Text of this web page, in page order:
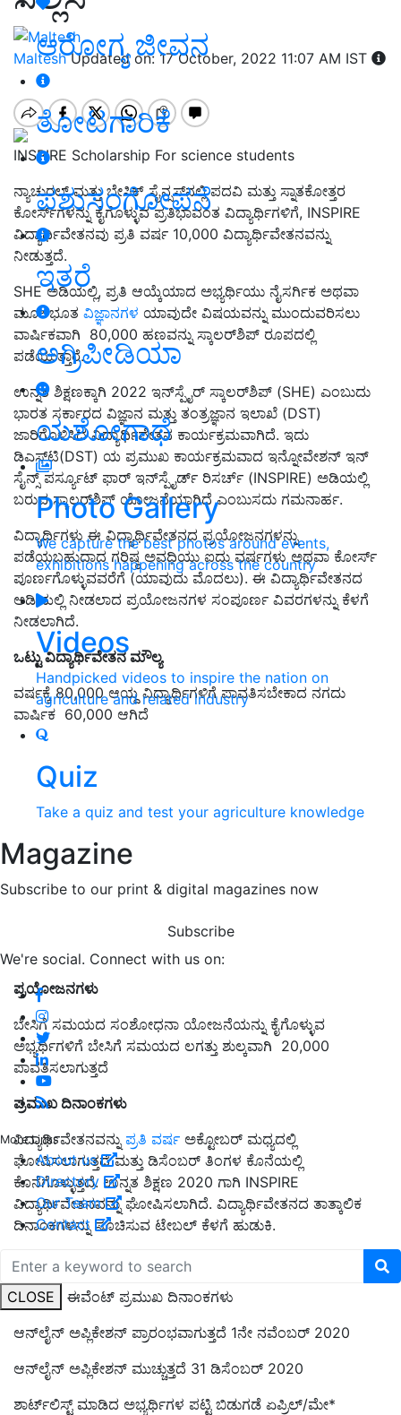
ಆರೋಗ್ಯ ಜೀವನ
ತೋಟಗಾರಿಕೆ
ಪಶುಸಂಗೋಪನೆ
ಇತರೆ
ಅಗ್ರಿಪೀಡಿಯಾ
ಯಶೋಗಾಥೆ
Photo Gallery
We capture the best photos around events,
exhibitions happening across the country
Videos
Handpicked videos to inspire the nation on
agriculture and related industry
Quiz
Take a quiz and test your agriculture knowledge
Magazine
Subscribe to our print & digital magazines now
Subscribe
We're social. Connect with us on:
More Links
About us
Directory
Our Team
Contact
CLOSE
MalteshUpdated on: 17 October, 2022 11:07 AM IST
INSPIRE Scholarship For science students
ನ್ಯಾಚುರಲ್ ಮತ್ತು ಬೇಸಿಕ್ ಸೈನ್ಸಸ್‌ನಲ್ಲಿ ಪದವಿ ಮತ್ತು ಸ್ನಾತಕೋತ್ತರ
ಕೋರ್ಸ್‌ಗಳನ್ನು ಕೈಗೊಳ್ಳುವ ಪ್ರತಿಭಾವಂತ ವಿದ್ಯಾರ್ಥಿಗಳಿಗೆ, INSPIRE
ವಿದ್ಯಾರ್ಥಿವೇತನವು ಪ್ರತಿ ವರ್ಷ 10,000 ವಿದ್ಯಾರ್ಥಿವೇತನವನ್ನು
ನೀಡುತ್ತದೆ.
SHE ಅಡಿಯಲ್ಲಿ, ಪ್ರತಿ ಆಯ್ಕೆಯಾದ ಅಭ್ಯರ್ಥಿಯು ನೈಸರ್ಗಿಕ ಅಥವಾ
ಮೂಲಭೂತ ವಿಜ್ಞಾನಗಳ ಯಾವುದೇ ವಿಷಯವನ್ನು ಮುಂದುವರಿಸಲು
ವಾರ್ಷಿಕವಾಗಿ 80,000 ಹಣವನ್ನು ಸ್ಕಾಲರ್‌ಶಿಪ್‌ ರೂಪದಲ್ಲಿ
ಪಡೆಯುತ್ತಾರೆ.
ಉನ್ನತ ಶಿಕ್ಷಣಕ್ಕಾಗಿ 2022 ಇನ್‌ಸ್ಪೈರ್ ಸ್ಕಾಲರ್‌ಶಿಪ್ (SHE) ಎಂಬುದು
ಭಾರತ ಸರ್ಕಾರದ ವಿಜ್ಞಾನ ಮತ್ತು ತಂತ್ರಜ್ಞಾನ ಇಲಾಖೆ (DST)
ಜಾರಿಗೊಳಿಸಿದ ವಿದ್ಯಾರ್ಥಿವೇತನ ಕಾರ್ಯಕ್ರಮವಾಗಿದೆ. ಇದು
ಡಿಎಸ್‌ಟಿ(DST) ಯ ಪ್ರಮುಖ ಕಾರ್ಯಕ್ರಮವಾದ ಇನ್ನೋವೇಶನ್ ಇನ್
ಸೈನ್ಸ್ ಪರ್ಸ್ಯೂಟ್ ಫಾರ್ ಇನ್‌ಸ್ಪೈರ್ಡ್ ರಿಸರ್ಚ್ (INSPIRE) ಅಡಿಯಲ್ಲಿ
ಬರುವ ಸ್ಕಾಲರ್‌ಶಿಪ್ ಯೋಜನೆಯಾಗಿದೆ ಎಂಬುಸದು ಗಮನಾರ್ಹ.
ವಿದ್ಯಾರ್ಥಿಗಳು ಈ ವಿದ್ಯಾರ್ಥಿವೇತನದ ಪ್ರಯೋಜನಗಳನ್ನು
ಪಡೆಯಬಹುದಾದ ಗರಿಷ್ಠ ಅವಧಿಯು ಐದು ವರ್ಷಗಳು ಅಥವಾ ಕೋರ್ಸ್
ಪೂರ್ಣಗೊಳ್ಳುವವರೆಗೆ (ಯಾವುದು ಮೊದಲು). ಈ ವಿದ್ಯಾರ್ಥಿವೇತನದ
ಅಡಿಯಲ್ಲಿ ನೀಡಲಾದ ಪ್ರಯೋಜನಗಳ ಸಂಪೂರ್ಣ ವಿವರಗಳನ್ನು ಕೆಳಗೆ
ನೀಡಲಾಗಿದೆ.
ಒಟ್ಟು ವಿದ್ಯಾರ್ಥಿವೇತನ ಮೌಲ್ಯ
ವರ್ಷಕ್ಕೆ 80,000 ಆಯ್ದ ವಿದ್ಯಾರ್ಥಿಗಳಿಗೆ ಪಾವತಿಸಬೇಕಾದ ನಗದು
ವಾರ್ಷಿಕ 60,000 ಆಗಿದೆ
ಪ್ರಯೋಜನಗಳು
ಬೇಸಿಗೆ ಸಮಯದ ಸಂಶೋಧನಾ ಯೋಜನೆಯನ್ನು ಕೈಗೊಳ್ಳುವ
ಅಭ್ಯರ್ಥಿಗಳಿಗೆ ಬೇಸಿಗೆ ಸಮಯದ ಲಗತ್ತು ಶುಲ್ಕವಾಗಿ 20,000
ಪಾವತಿಸಲಾಗುತ್ತದೆ
ಪ್ರಮುಖ ದಿನಾಂಕಗಳು
ವಿದ್ಯಾರ್ಥಿವೇತನವನ್ನುಪ್ರತಿ ವರ್ಷ ಅಕ್ಟೋಬರ್ ಮಧ್ಯದಲ್ಲಿ
ಘೋಷಿಸಲಾಗುತ್ತದೆ ಮತ್ತು ಡಿಸೆಂಬರ್ ತಿಂಗಳ ಕೊನೆಯಲ್ಲಿ
ಕೊನೆಗೊಳ್ಳುತ್ತದೆ. ಉನ್ನತ ಶಿಕ್ಷಣ 2020 ಗಾಗಿ INSPIRE
ವಿದ್ಯಾರ್ಥಿವೇತನವನ್ನು ಘೋಷಿಸಲಾಗಿದೆ. ವಿದ್ಯಾರ್ಥಿವೇತನದ ತಾತ್ಕಾಲಿಕ
ದಿನಾಂಕಗಳನ್ನು ಸೂಚಿಸುವ ಟೇಬಲ್ ಕೆಳಗೆ ಹುಡುಕಿ.
INSPIRE ವಿದ್ಯಾರ್ಥಿವೇತನದ ಪ್ರಮುಖ ದಿನಾಂಕಗಳು
ಸ.ನಂ. ಈವೆಂಟ್ ಪ್ರಮುಖ ದಿನಾಂಕಗಳು
ಆನ್‌ಲೈನ್ ಅಪ್ಲಿಕೇಶನ್ ಪ್ರಾರಂಭವಾಗುತ್ತದೆ 1ನೇ ನವೆಂಬರ್ 2020
ಆನ್‌ಲೈನ್ ಅಪ್ಲಿಕೇಶನ್ ಮುಚ್ಚುತ್ತದೆ 31 ಡಿಸೆಂಬರ್ 2020
ಶಾರ್ಟ್‌ಲಿಸ್ಟ್ ಮಾಡಿದ ಅಭ್ಯರ್ಥಿಗಳ ಪಟ್ಟಿ ಬಿಡುಗಡೆ ಏಪ್ರಿಲ್/ಮೇ*